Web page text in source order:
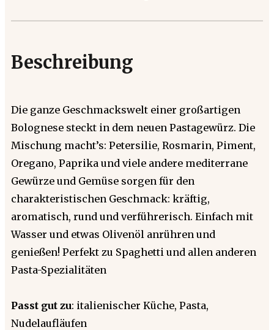
Beschreibung
Die ganze Geschmackswelt einer großartigen
Bolognese steckt in dem neuen Pastagewürz. Die
Mischung macht’s: Petersilie, Rosmarin, Piment,
Oregano, Paprika und viele andere mediterrane
Gewürze und Gemüse sorgen für den
charakteristischen Geschmack: kräftig,
aromatisch, rund und verführerisch. Einfach mit
Wasser und etwas Olivenöl anrühren und
genießen! Perfekt zu Spaghetti und allen anderen
Pasta-Spezialitäten
Passt gut zu: italienischer Küche, Pasta,
Nudelaufläufen